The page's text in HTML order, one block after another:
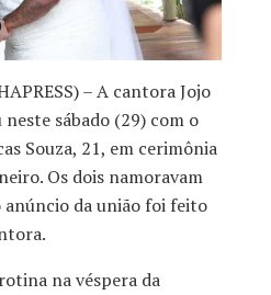
– A cantora Jojo
neste sábado (29) com o
Souza, 21, em cerimônia
Os dois namoravam
anúncio da união foi feito
na véspera da